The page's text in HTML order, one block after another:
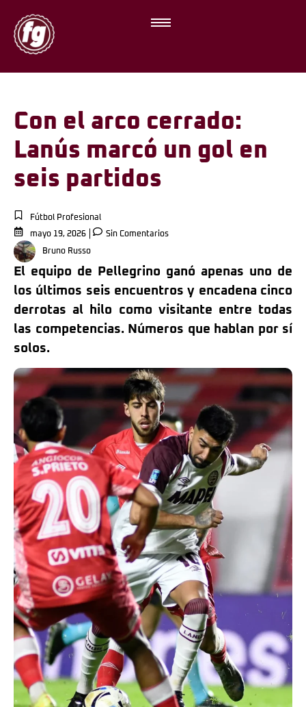
Con el arco cerrado:
Lanús marcó un gol en
seis partidos
Fútbol Profesional
mayo 19, 2026
Sin Comentarios
Bruno Russo
El equipo de Pellegrino ganó apenas uno de
los últimos seis encuentros y encadena cinco
derrotas al hilo como visitante entre todas
las competencias. Números que hablan por sí
solos.